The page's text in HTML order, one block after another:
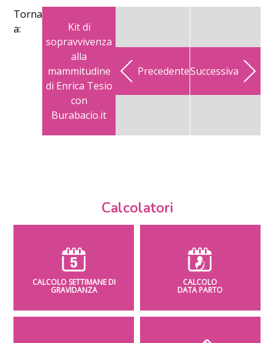
Torna
a:
Kit di
sopravvivenza
alla
mammitudine
di Enrica Tesio
con
Burabacio.it
PrecedenteSuccessiva
Calcolatori
CALCOLO SETTIMANE DI
GRAVIDANZA
CALCOLO
DATA PARTO